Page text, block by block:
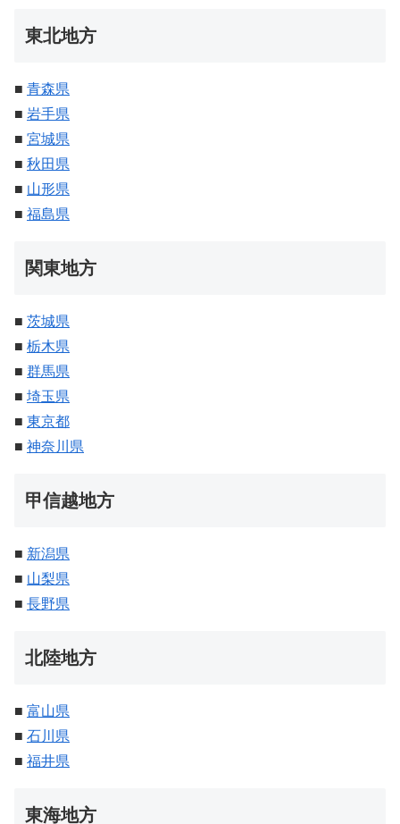
東北地方
■ 青森県
■ 岩手県
■ 宮城県
■ 秋田県
■ 山形県
■ 福島県
関東地方
■ 茨城県
■ 栃木県
■ 群馬県
■ 埼玉県
■ 東京都
■ 神奈川県
甲信越地方
■ 新潟県
■ 山梨県
■ 長野県
北陸地方
■ 富山県
■ 石川県
■ 福井県
東海地方